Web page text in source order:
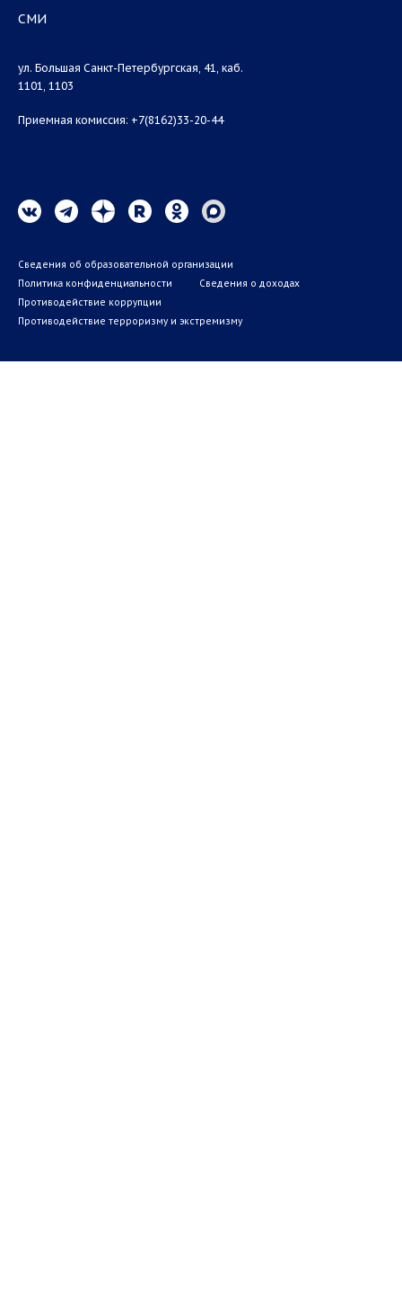
СМИ
ул. Большая Санкт-Петербургская, 41, каб.
1101, 1103
Приемная комиссия: +7(8162)33-20-44
Сведения об образовательной организации
Политика конфиденциальности
Сведения о доходах
Противодействие коррупции
Противодействие терроризму и экстремизму